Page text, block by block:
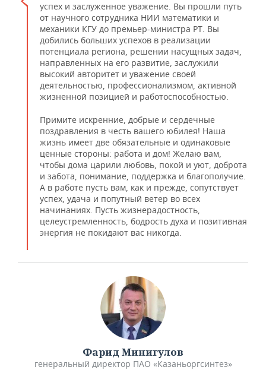
успех и заслуженное уважение. Вы прошли путь
от научного сотрудника НИИ математики и
механики КГУ до премьер-министра РТ. Вы
добились больших успехов в реализации
потенциала региона, решении насущных задач,
направленных на его развитие, заслужили
высокий авторитет и уважение своей
деятельностью, профессионализмом, активной
жизненной позицией и работоспособностью.
Примите искренние, добрые и сердечные
поздравления в честь вашего юбилея! Наша
жизнь имеет две обязательные и одинаковые
ценные стороны: работа и дом! Желаю вам,
чтобы дома царили любовь, покой и уют, доброта
и забота, понимание, поддержка и благополучие.
А в работе пусть вам, как и прежде, сопутствует
успех, удача и попутный ветер во всех
начинаниях. Пусть жизнерадостность,
целеустремленность, бодрость духа и позитивная
энергия не покидают вас никогда.
Фарид Минигулов
генеральный директор ПАО «Казаньоргсинтез»